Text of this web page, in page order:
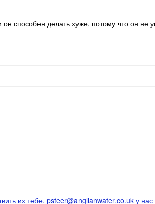
способен делать хуже, потому что он не
их тебе. psteer@anglianwater.co.uk у нас